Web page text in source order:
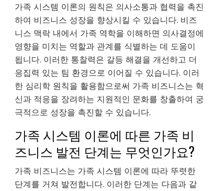
가족 시스템 이론의 원칙은 의사소통과 협력을 촉진
하여 비즈니스 성장을 향상시킬 수 있습니다. 비즈
니스 맥락 내에서 가족 역학을 이해하면 의사결정에
영향을 미치는 역할과 관계를 식별하는 데 도움이
됩니다. 이러한 통찰력은 갈등 해결을 개선하고 더
응집력 있는 팀 환경으로 이어질 수 있습니다. 이러
한 심리학 원칙을 활용함으로써 가족 비즈니스는 혁
신과 적응을 장려하는 지원적인 문화를 창출하여 궁
극적으로 성장을 촉진할 수 있습니다.
가족 시스템 이론에 따른 가족 비
즈니스 발전 단계는 무엇인가요?
가족 비즈니스는 가족 시스템 이론에 따라 뚜렷한
단계를 거쳐 발전합니다. 이러한 단계는 다음과 같